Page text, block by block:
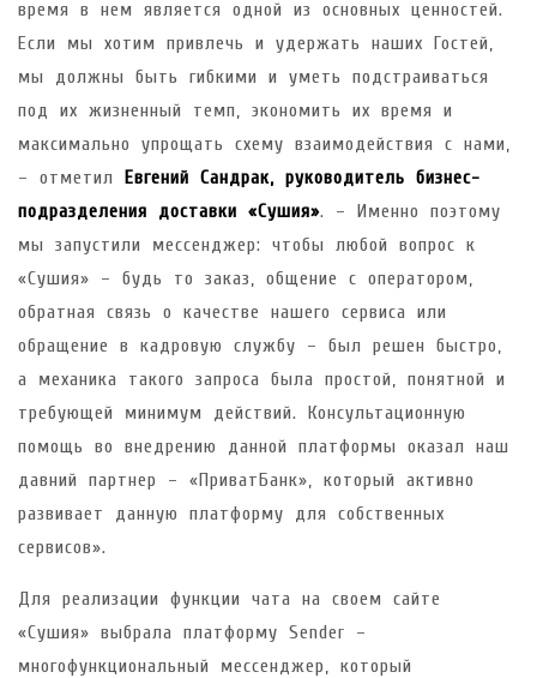
время в нем является одной из основных ценностей.
Если мы хотим привлечь и удержать наших Гостей,
мы должны быть гибкими и уметь подстраиваться
под их жизненный темп, экономить их время и
максимально упрощать схему взаимодействия с нами,
– отметил Евгений Сандрак, руководитель бизнес-
подразделения доставки «Сушия». – Именно поэтому
мы запустили мессенджер: чтобы любой вопрос к
«Сушия» – будь то заказ, общение с оператором,
обратная связь о качестве нашего сервиса или
обращение в кадровую службу – был решен быстро,
а механика такого запроса была простой, понятной и
требующей минимум действий. Консультационную
помощь во внедрению данной платформы оказал наш
давний партнер – «ПриватБанк», который активно
развивает данную платформу для собственных
сервисов».
Для реализации функции чата на своем сайте
«Сушия» выбрала платформу Sender –
многофункциональный мессенджер, который